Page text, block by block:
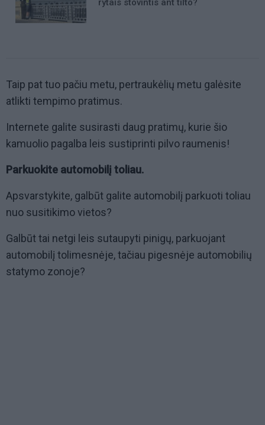
rytais stovintis ant tilto?
Taip pat tuo pačiu metu, pertraukėlių metu galėsite
atlikti tempimo pratimus.
Internete galite susirasti daug pratimų, kurie šio
kamuolio pagalba leis sustiprinti pilvo raumenis!
Parkuokite automobilį toliau.
Apsvarstykite, galbūt galite automobilį parkuoti toliau
nuo susitikimo vietos?
Galbūt tai netgi leis sutaupyti pinigų, parkuojant
automobilį tolimesnėje, tačiau pigesnėje automobilių
statymo zonoje?